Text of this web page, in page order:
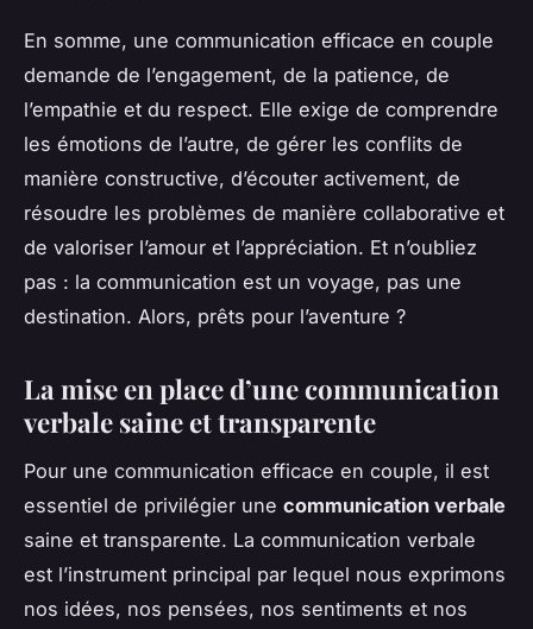
En somme, une communication efficace en couple
demande de l’engagement, de la patience, de
l’empathie et du respect. Elle exige de comprendre
les émotions de l’autre, de gérer les conflits de
manière constructive, d’écouter activement, de
résoudre les problèmes de manière collaborative et
de valoriser l’amour et l’appréciation. Et n’oubliez
pas : la communication est un voyage, pas une
destination. Alors, prêts pour l’aventure ?
La mise en place d’une communication
verbale saine et transparente
Pour une communication efficace en couple, il est
essentiel de privilégier une communication verbale
saine et transparente. La communication verbale
est l’instrument principal par lequel nous exprimons
nos idées, nos pensées, nos sentiments et nos